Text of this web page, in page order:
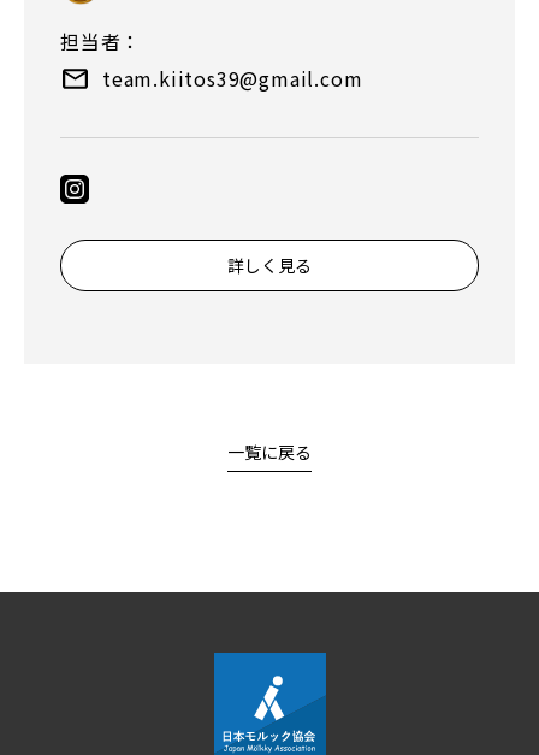
担当者：
team.kiitos39@gmail.com
詳しく見る
一覧に戻る